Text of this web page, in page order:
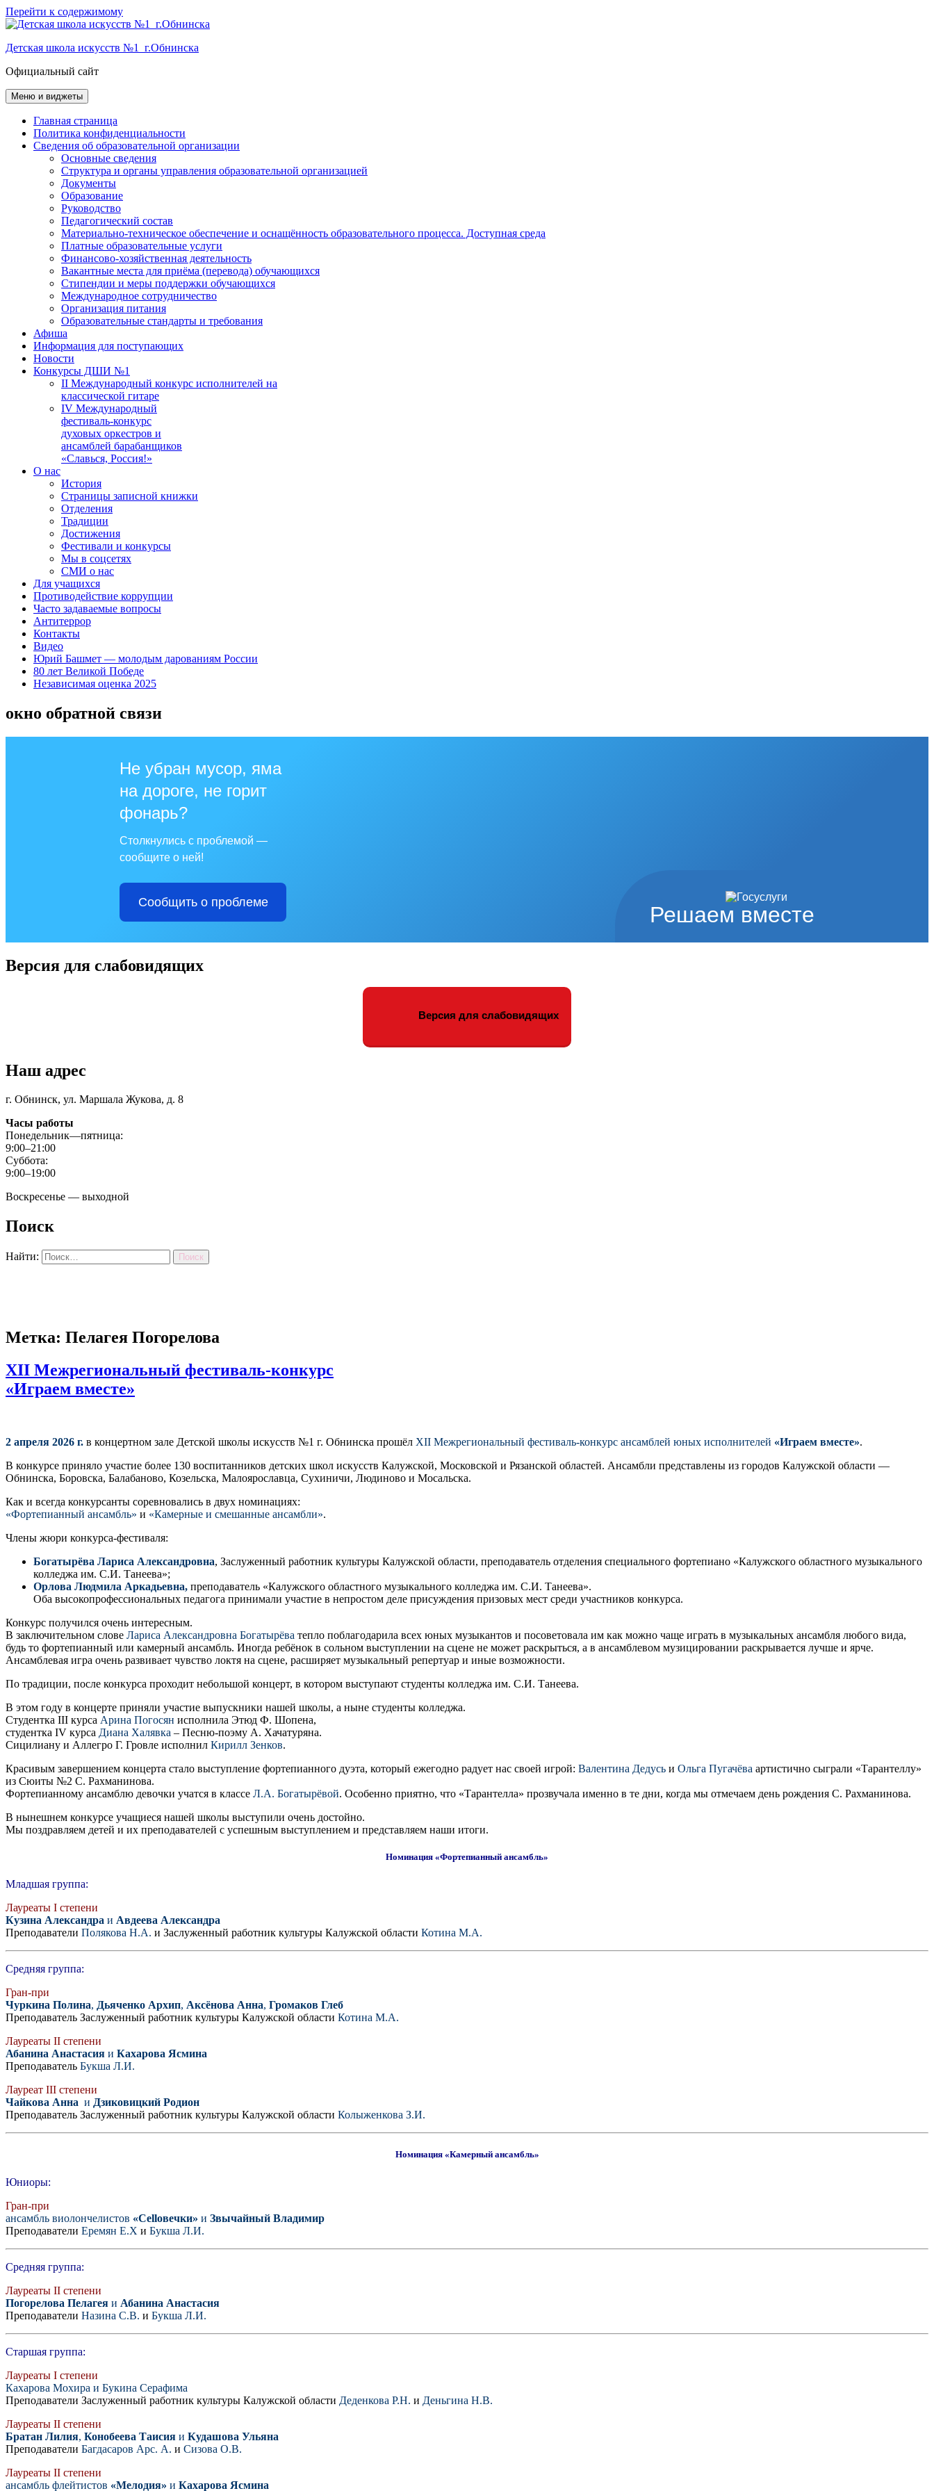
Перейти к содержимому
Детская школа искусств №1 г.Обнинска
Официальный сайт
Меню и виджеты
Главная страница
Политика конфиденциальности
Сведения об образовательной организации
Основные сведения
Структура и органы управления образовательной организацией
Документы
Образование
Руководство
Педагогический состав
Материально-техническое обеспечение и оснащённость образовательного процесса. Доступная среда
Платные образовательные услуги
Финансово-хозяйственная деятельность
Вакантные места для приёма (перевода) обучающихся
Стипендии и меры поддержки обучающихся
Международное сотрудничество
Организация питания
Образовательные стандарты и требования
Афиша
Информация для поступающих
Новости
Конкурсы ДШИ №1
II Международный конкурс исполнителей на
классической гитаре
IV Международный
фестиваль-конкурс
духовых оркестров и
ансамблей барабанщиков
«Славься, Россия!»
О нас
История
Страницы записной книжки
Отделения
Традиции
Достижения
Фестивали и конкурсы
Мы в соцсетях
СМИ о нас
Для учащихся
Противодействие коррупции
Часто задаваемые вопросы
Антитеррор
Контакты
Видео
Юрий Башмет — молодым дарованиям России
80 лет Великой Победе
Независимая оценка 2025
окно обратной связи
Решаем вместе
Не убран мусор, яма
на дороге, не горит
фонарь?
Столкнулись с проблемой —
сообщите о ней!
Сообщить о проблеме
Версия для слабовидящих
Версия для слабовидящих
Наш адрес
г. Обнинск, ул. Маршала Жукова, д. 8
Часы работы
Понедельник—пятница:
9:00–21:00
Суббота:
9:00–19:00
Воскресенье — выходной
Поиск
Найти:
Метка: Пелагея Погорелова
XII Межрегиональный фестиваль-конкурс
«Играем вместе»
2 апреля 2026 г. в концертном зале Детской школы искусств №1 г. Обнинска прошёл XII Межрегиональный фестиваль-конкурс ансамблей юных исполнителей «Играем вместе».
В конкурсе приняло участие более 130 воспитанников детских школ искусств Калужской, Московской и Рязанской областей. Ансамбли представлены из городов Калужской области —
Обнинска, Боровска, Балабаново, Козельска, Малоярославца, Сухиничи, Людиново и Мосальска.
Как и всегда конкурсанты соревновались в двух номинациях:
«Фортепианный ансамбль» и «Камерные и смешанные ансамбли».
Члены жюри конкурса-фестиваля:
Богатырёва Лариса Александровна, Заслуженный работник культуры Калужской области, преподаватель отделения специального фортепиано «Калужского областного музыкального
колледжа им. С.И. Танеева»;
Орлова Людмила Аркадьевна, преподаватель «Калужского областного музыкального колледжа им. С.И. Танеева».
Оба высокопрофессиональных педагога принимали участие в непростом деле присуждения призовых мест среди участников конкурса.
Конкурс получился очень интересным.
В заключительном слове Лариса Александровна Богатырёва тепло поблагодарила всех юных музыкантов и посоветовала им как можно чаще играть в музыкальных ансамбля любого вида,
будь то фортепианный или камерный ансамбль. Иногда ребёнок в сольном выступлении на сцене не может раскрыться, а в ансамблевом музицировании раскрывается лучше и ярче.
Ансамблевая игра очень развивает чувство локтя на сцене, расширяет музыкальный репертуар и иные возможности.
По традиции, после конкурса проходит небольшой концерт, в котором выступают студенты колледжа им. С.И. Танеева.
В этом году в концерте приняли участие выпускники нашей школы, а ныне студенты колледжа.
Студентка III курса Арина Погосян исполнила Этюд Ф. Шопена,
студентка IV курса Диана Халявка – Песню-поэму А. Хачатуряна.
Сицилиану и Аллегро Г. Гровле исполнил Кирилл Зенков.
Красивым завершением концерта стало выступление фортепианного дуэта, который ежегодно радует нас своей игрой: Валентина Дедусь и Ольга Пугачёва артистично сыграли «Тарантеллу»
из Сюиты №2 С. Рахманинова.
Фортепианному ансамблю девочки учатся в классе Л.А. Богатырёвой. Особенно приятно, что «Тарантелла» прозвучала именно в те дни, когда мы отмечаем день рождения С. Рахманинова.
В нынешнем конкурсе учащиеся нашей школы выступили очень достойно.
Мы поздравляем детей и их преподавателей с успешным выступлением и представляем наши итоги.
Номинация «Фортепианный ансамбль»
Младшая группа:
Лауреаты I степени
Кузина Александра и Авдеева Александра
Преподаватели Полякова Н.А. и Заслуженный работник культуры Калужской области Котина М.А.
Средняя группа:
Гран-при
Чуркина Полина, Дьяченко Архип, Аксёнова Анна, Громаков Глеб
Преподаватель Заслуженный работник культуры Калужской области Котина М.А.
Лауреаты II степени
Абанина Анастасия и Кахарова Ясмина
Преподаватель Букша Л.И.
Лауреат III степени
Чайкова Анна и Дзиковицкий Родион
Преподаватель Заслуженный работник культуры Калужской области Колыженкова З.И.
Номинация «Камерный ансамбль»
Юниоры:
Гран-при
ансамбль виолончелистов «Celloвечки» и Звычайный Владимир
Преподаватели Еремян Е.Х и Букша Л.И.
Средняя группа:
Лауреаты II степени
Погорелова Пелагея и Абанина Анастасия
Преподаватели Назина С.В. и Букша Л.И.
Старшая группа:
Лауреаты I степени
Кахарова Мохира и Букина Серафима
Преподаватели Заслуженный работник культуры Калужской области Деденкова Р.Н. и Деньгина Н.В.
Лауреаты II степени
Братан Лилия, Конобеева Таисия и Кудашова Ульяна
Преподаватели Багдасаров Арс. А. и Сизова О.В.
Лауреаты II степени
ансамбль флейтистов «Мелодия» и Кахарова Ясмина